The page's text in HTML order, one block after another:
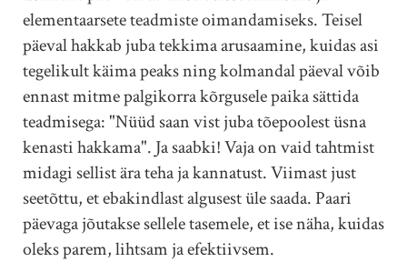
elementaarsete teadmiste oimandamiseks. Teisel
päeval hakkab juba tekkima arusaamine, kuidas asi
tegelikult käima peaks ning kolmandal päeval võib
ennast mitme palgikorra kõrgusele paika sättida
teadmisega: "Nüüd saan vist juba tõepoolest üsna
kenasti hakkama". Ja saabki! Vaja on vaid tahtmist
midagi sellist ära teha ja kannatust. Viimast just
seetõttu, et ebakindlast algusest üle saada. Paari
päevaga jõutakse sellele tasemele, et ise näha, kuidas
oleks parem, lihtsam ja efektiivsem.